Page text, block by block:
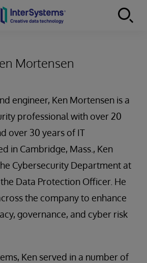
Mortensen
engineer, Ken Mortensen is a
professional with over 20
over 30 years of IT
in Cambridge, Mass., Ken
Cybersecurity Department at
Data Protection Officer. He
the company to enhance
governance, and cyber risk
Ken served in a number of